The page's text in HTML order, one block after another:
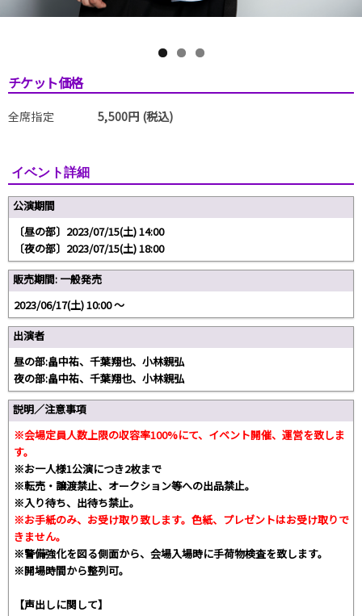
チケット価格
全席指定 5,500円 (税込)
イベント詳細
公演期間
〔昼の部〕2023/07/15(土) 14:00
〔夜の部〕2023/07/15(土) 18:00
販売期間: 一般発売
2023/06/17(土) 10:00 〜
出演者
昼の部:畠中祐、千葉翔也、小林親弘
夜の部:畠中祐、千葉翔也、小林親弘
説明／注意事項
※会場定員人数上限の収容率100%にて、イベント開催、運営を致しま
す。
※お一人様1公演につき2枚まで
※転売・譲渡禁止、オークション等への出品禁止。
※入り待ち、出待ち禁止。
※お手紙のみ、お受け取り致します。色紙、プレゼントはお受け取りで
きません。
※警備強化を図る側面から、会場入場時に手荷物検査を致します。
※開場時間から整列可。
【声出しに関して】